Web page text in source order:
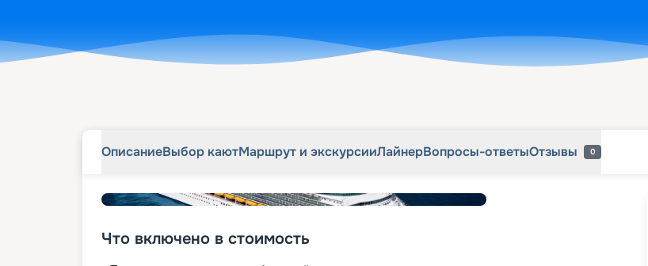
ОписаниеВыбор каютМаршрут и экскурсииЛайнерВопросы-ответыОтзывы 0
Что включено в стоимость